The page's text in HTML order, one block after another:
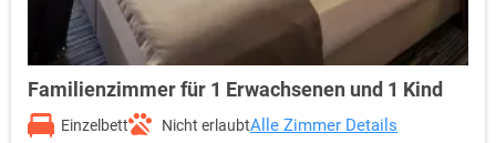
Familienzimmer für 1 Erwachsenen und 1 Kind
Einzelbett Nicht erlaubtAlle Zimmer Details